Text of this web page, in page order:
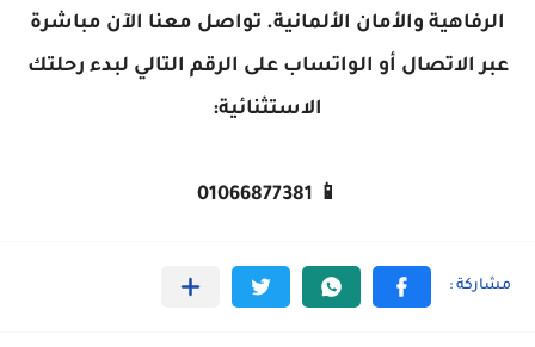
الرفاهية والأمان الألمانية. تواصل معنا الآن مباشرة
عبر الاتصال أو الواتساب على الرقم التالي لبدء رحلتك
الاستثنائية:
📱 01066877381